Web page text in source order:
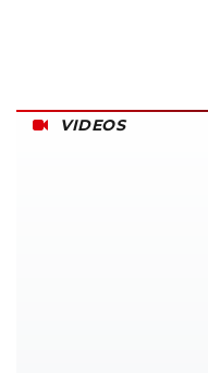
VIDEOS